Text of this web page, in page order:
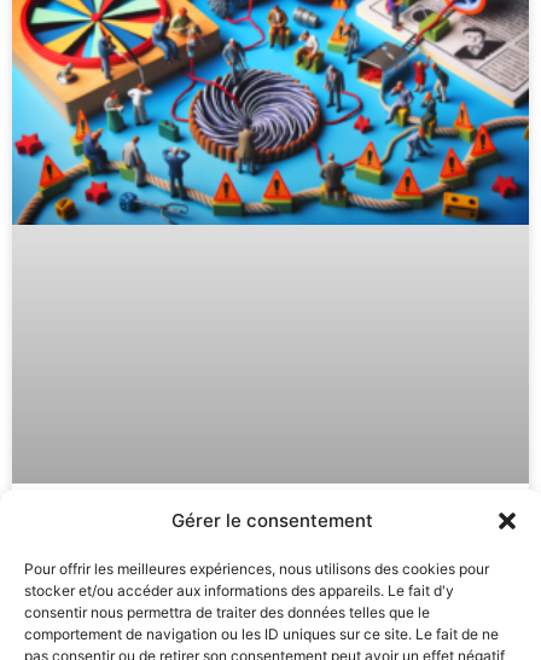
Gérer le consentement
Pour offrir les meilleures expériences, nous utilisons des cookies pour
stocker et/ou accéder aux informations des appareils. Le fait d'y
consentir nous permettra de traiter des données telles que le
comportement de navigation ou les ID uniques sur ce site. Le fait de ne
pas consentir ou de retirer son consentement peut avoir un effet négatif
pour Éviter la Routine et
Progresser